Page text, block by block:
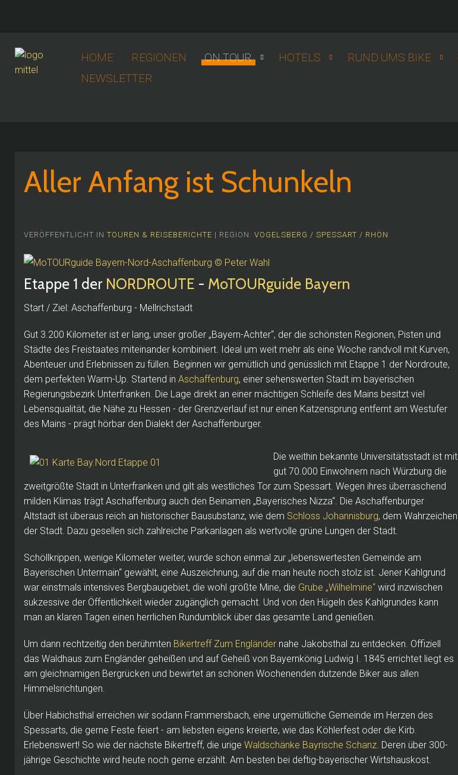
HOME REGIONEN ON TOUR HOTELS RUND UMS BIKE
NEWSLETTER
Aller Anfang ist Schunkeln
VERÖFFENTLICHT IN TOUREN & REISEBERICHTE | REGION: VOGELSBERG / SPESSART / RHÖN
Etappe 1 der NORDROUTE - MoTOURguide Bayern
Start / Ziel: Aschaffenburg - Mellrichstadt
Gut 3.200 Kilometer ist er lang, unser großer „Bayern-Achter“, der die schönsten Regionen, Pisten und
Städte des Freistaates miteinander kombiniert. Ideal um weit mehr als eine Woche randvoll mit Kurven,
Abenteuer und Erlebnissen zu füllen. Beginnen wir gemütlich und genüsslich mit Etappe 1 der Nordroute,
dem perfekten Warm-Up. Startend in Aschaffenburg, einer sehenswerten Stadt im bayerischen
Regierungsbezirk Unterfranken. Die Lage direkt an einer mächtigen Schleife des Mains besitzt viel
Lebensqualität, die Nähe zu Hessen - der Grenzverlauf ist nur einen Katzensprung entfernt am Westufer
des Mains - prägt hörbar den Dialekt der Aschaffenburger.
Die weithin bekannte Universitätsstadt ist mit
gut 70.000 Einwohnern nach Würzburg die
zweitgrößte Stadt in Unterfranken und gilt als westliches Tor zum Spessart. Wegen ihres überraschend
milden Klimas trägt Aschaffenburg auch den Beinamen „Bayerisches Nizza“. Die Aschaffenburger
Altstadt ist überaus reich an historischer Bausubstanz, wie dem Schloss Johannisburg, dem Wahrzeichen
der Stadt. Dazu gesellen sich zahlreiche Parkanlagen als wertvolle grüne Lungen der Stadt.
Schöllkrippen, wenige Kilometer weiter, wurde schon einmal zur „lebenswertesten Gemeinde am
Bayerischen Untermain“ gewählt, eine Auszeichnung, auf die man heute noch stolz ist. Jener Kahlgrund
war einstmals intensives Bergbaugebiet, die wohl größte Mine, die Grube „Wilhelmine“ wird inzwischen
sukzessive der Öffentlichkeit wieder zugänglich gemacht. Und von den Hügeln des Kahlgrundes kann
man an klaren Tagen einen herrlichen Rundumblick über das gesamte Land genießen.
Um dann rechtzeitig den berühmten Bikertreff Zum Engländer nahe Jakobsthal zu entdecken. Offiziell
das Waldhaus zum Engländer geheißen und auf Geheiß von Bayernkönig Ludwig I. 1845 errichtet liegt es
am gleichnamigen Bergrücken und bewirtet an schönen Wochenenden dutzende Biker aus allen
Himmelsrichtungen.
Über Habichsthal erreichen wir sodann Frammersbach, eine urgemütliche Gemeinde im Herzen des
Spessarts, die gerne Feste feiert - am liebsten eigens kreierte, wie das Köhlerfest oder die Kirb.
Erlebenswert! So wie der nächste Bikertreff, die urige Waldschänke Bayrische Schanz . Deren über 300-
jährige Geschichte wird heute noch gerne erzählt. Am besten bei deftig-bayerischer Wirtshauskost.